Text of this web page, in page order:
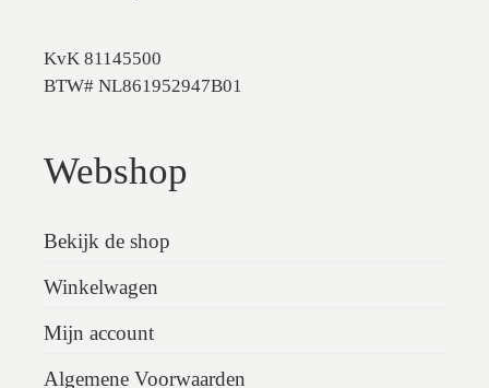
KvK 81145500
BTW# NL861952947B01
Webshop
Bekijk de shop
Winkelwagen
Mijn account
Algemene Voorwaarden